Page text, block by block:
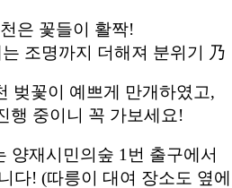
은 꽃들이 활짝!
조명까지 더해져 분위기 乃
벚꽃이 예쁘게 만개하였고,
행 중이니 꼭 가보세요!
양재시민의숲 1번 출구에서
다! (따릉이 대여 장소도 옆에